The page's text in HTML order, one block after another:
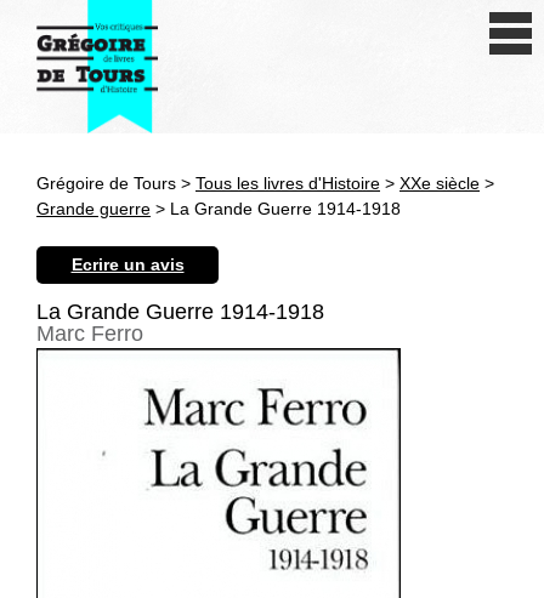
Antiquité
Epoque moderne
Révolution et XIXe siècle
XXe siècle
Autres civilisations
Thématiques
Grégoire de Tours > Tous les livres d'Histoire > XXe siècle >
Grande guerre > La Grande Guerre 1914-1918
Ecrire un avis
La Grande Guerre 1914-1918
Marc Ferro